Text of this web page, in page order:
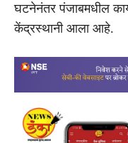
घटनेनंतर पंजाबमधील
केंद्रस्थानी आला आहे.